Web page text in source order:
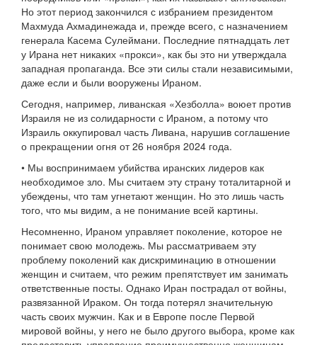
Но этот период закончился с избранием президентом
Махмуда Ахмадинежада и, прежде всего, с назначением
генерала Касема Сулеймани. Последние пятнадцать лет
у Ирана нет никаких «прокси», как бы это ни утверждала
западная пропаганда. Все эти силы стали независимыми,
даже если и были вооружены Ираном.
Сегодня, например, ливанская «Хезболла» воюет против
Израиля не из солидарности с Ираном, а потому что
Израиль оккупировал часть Ливана, нарушив соглашение
о прекращении огня от 26 ноября 2024 года.
• Мы воспринимаем убийства иранских лидеров как
необходимое зло. Мы считаем эту страну тоталитарной и
убеждены, что там угнетают женщин. Но это лишь часть
того, что мы видим, а не понимание всей картины.
Несомненно, Ираном управляет поколение, которое не
понимает свою молодежь. Мы рассматриваем эту
проблему поколений как дискриминацию в отношении
женщин и считаем, что режим препятствует им занимать
ответственные посты. Однако Иран пострадал от войны,
развязанной Ираком. Он тогда потерял значительную
часть своих мужчин. Как и в Европе после Первой
мировой войны, у него не было другого выбора, кроме как